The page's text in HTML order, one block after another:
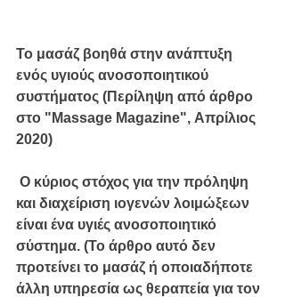
Το μασάζ βοηθά στην ανάπτυξη
ενός υγιούς ανοσοποιητικού
συστήματος (Περίληψη από άρθρο
στο "Massage Magazine", Απρίλιος
2020)
και διαχείριση ιογενών λοιμώξεων
είναι ένα υγιές ανοσοποιητικό
σύστημα. (Το άρθρο αυτό δεν
προτείνει το μασάζ ή οποιαδήποτε
άλλη υπηρεσία ως θεραπεία για τον